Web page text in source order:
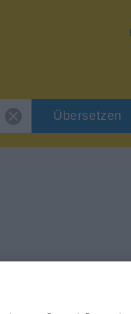
Übersetzen